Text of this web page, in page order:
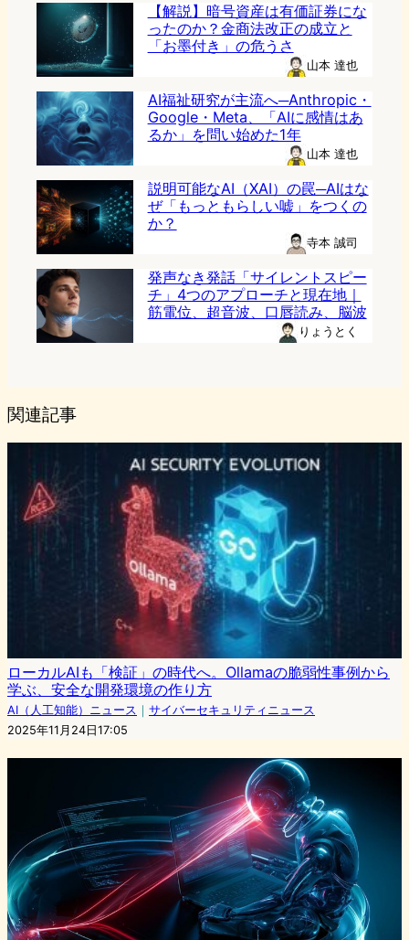
【解説】暗号資産は有価証券にな
ったのか？金商法改正の成立と
「お墨付き」の危うさ
山本 達也
AI福祉研究が主流へ─Anthropic・
Google・Meta、「AIに感情はあ
るか」を問い始めた1年
山本 達也
説明可能なAI（XAI）の罠─AIはな
ぜ「もっともらしい嘘」をつくの
か？
寺本 誠司
発声なき発話「サイレントスピー
チ」4つのアプローチと現在地｜
筋電位、超音波、口唇読み、脳波
りょうとく
関連記事
ローカルAIも「検証」の時代へ。Ollamaの脆弱性事例から
学ぶ、安全な開発環境の作り方
AI（人工知能）ニュース ｜ サイバーセキュリティニュース
2025年11月24日17:05